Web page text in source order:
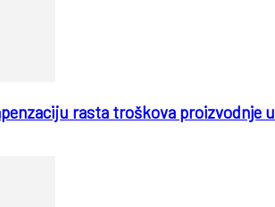
rasta troškova proizvodnje